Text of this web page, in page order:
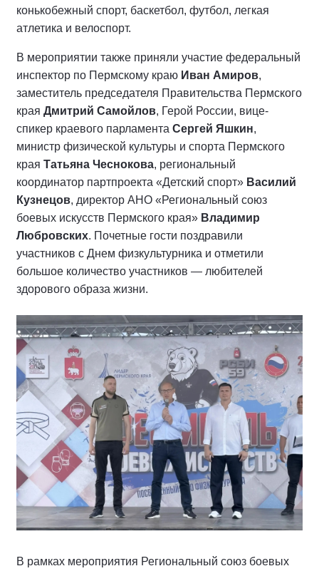
конькобежный спорт, баскетбол, футбол, легкая
атлетика и велоспорт.
В мероприятии также приняли участие федеральный
инспектор по Пермскому краю Иван Амиров,
заместитель председателя Правительства Пермского
края Дмитрий Самойлов, Герой России, вице-
спикер краевого парламента Сергей Яшкин,
министр физической культуры и спорта Пермского
края Татьяна Чеснокова, региональный
координатор партпроекта «Детский спорт» Василий
Кузнецов, директор АНО «Региональный союз
боевых искусств Пермского края» Владимир
Любровских. Почетные гости поздравили
участников с Днем физкультурника и отметили
большое количество участников — любителей
здорового образа жизни.
В рамках мероприятия Региональный союз боевых